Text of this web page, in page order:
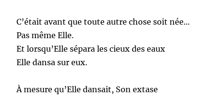
C’était avant que toute autre chose soit née…
Pas même Elle.
Et lorsqu’Elle sépara les cieux des eaux
Elle dansa sur eux.
À mesure qu’Elle dansait, Son extase